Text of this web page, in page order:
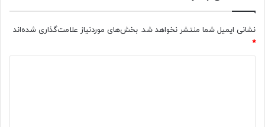
نشانی ایمیل شما منتشر نخواهد شد. بخش‌های موردنیاز علامت‌گذاری شده‌اند
*